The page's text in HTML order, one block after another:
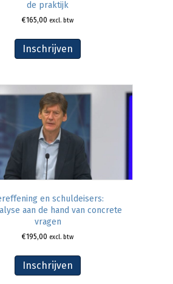
de praktijk
€165,00 excl. btw
Inschrijven
en schuldeisers:
aan de hand van concrete
vragen
€195,00 excl. btw
Inschrijven